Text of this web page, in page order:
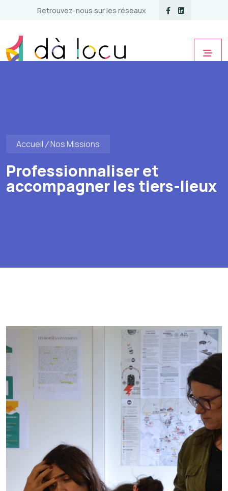
Retrouvez-nous sur les réseaux
Accueil Nos Missions
Professionnaliser et
accompagner les tiers-lieux